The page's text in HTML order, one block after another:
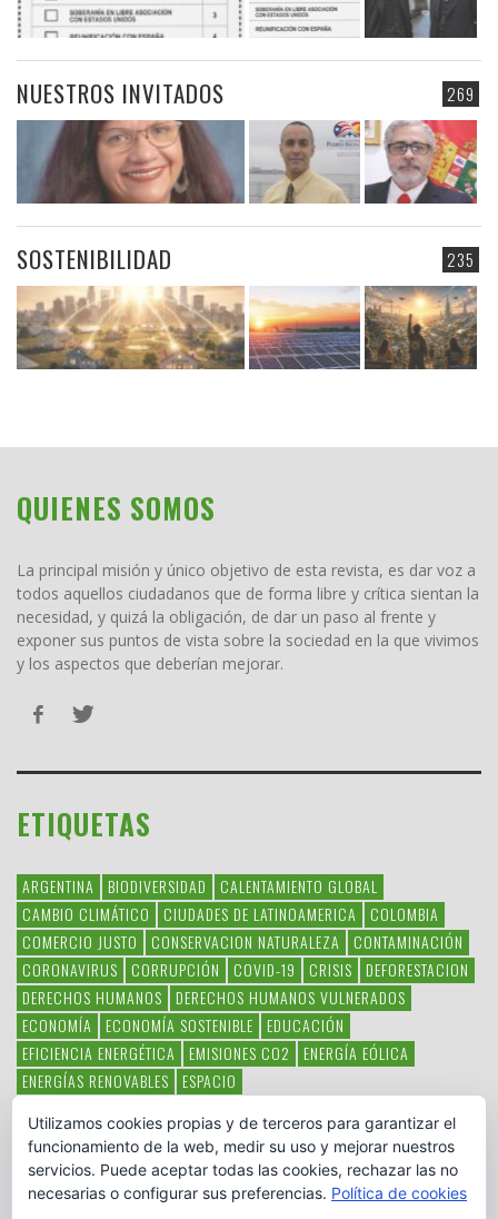
269
NUESTROS INVITADOS
235
SOSTENIBILIDAD
QUIENES SOMOS
La principal misión y único objetivo de esta revista, es dar voz a
todos aquellos ciudadanos que de forma libre y crítica sientan la
necesidad, y quizá la obligación, de dar un paso al frente y
exponer sus puntos de vista sobre la sociedad en la que vivimos
y los aspectos que deberían mejorar.
ETIQUETAS
ARGENTINA BIODIVERSIDAD
CALENTAMIENTO GLOBAL
CAMBIO CLIMÁTICO
CIUDADES DE LATINOAMERICA
COLOMBIA
COMERCIO JUSTO
CONSERVACION NATURALEZA
CONTAMINACIÓN
CORONAVIRUS
CORRUPCIÓN COVID-19 CRISIS
DEFORESTACION
DERECHOS HUMANOS
DERECHOS HUMANOS VULNERADOS
ECONOMÍA
ECONOMÍA SOSTENIBLE
EDUCACIÓN
EFICIENCIA ENERGÉTICA
EMISIONES CO2
ENERGÍA EÓLICA
ENERGÍAS RENOVABLES
ESPACIO
HAMBRE LATINOAMÉRICA MEDIO AMBIENTE
MÉXICO
OBJETIVOS DEL MILENIO
ONGS PAZ POBREZA POESÍA
POLITICA
PUEBLOS INDÍGENAS RSC RSE
SOBERANÍA ALIMENTARIA
Utilizamos cookies propias y de terceros para garantizar el
funcionamiento de la web, medir su uso y mejorar nuestros
servicios. Puede aceptar todas las cookies, rechazar las no
necesarias o configurar sus preferencias. Política de cookies